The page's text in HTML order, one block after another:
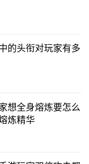
的头衔对玩家有多
想全身熔炼要怎么
炼精华